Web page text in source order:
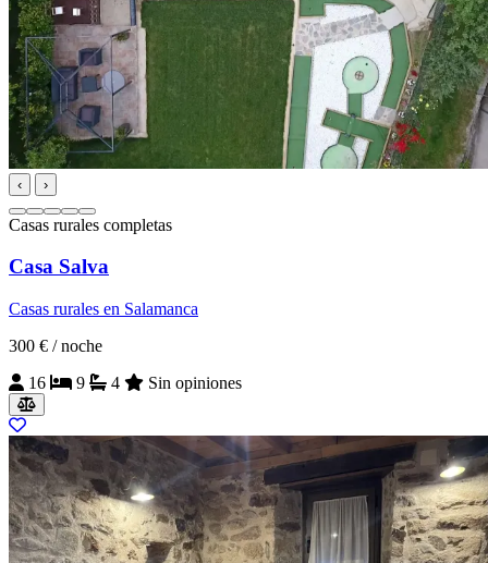
‹ ›
Casas rurales completas
Casa Salva
Casas rurales en Salamanca
300 € / noche
16
9 4 Sin opiniones